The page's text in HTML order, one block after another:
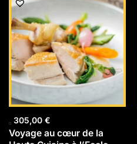
305,00 €
Voyage au cœur de la